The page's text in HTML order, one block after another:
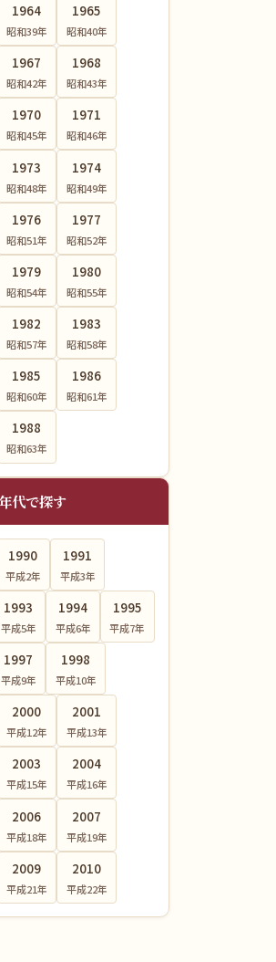
1964
昭和39年
1965
昭和40年
1967
昭和42年
1968
昭和43年
1970
昭和45年
1971
昭和46年
1973
昭和48年
1974
昭和49年
1976
昭和51年
1977
昭和52年
1979
昭和54年
1980
昭和55年
1982
昭和57年
1983
昭和58年
1985
昭和60年
1986
昭和61年
1988
昭和63年
代で探す
1990
平成2年
1991
平成3年
1993
平成5年
1994
平成6年
1995
平成7年
1997
平成9年
1998
平成10年
2000
平成12年
2001
平成13年
2003
平成15年
2004
平成16年
2006
平成18年
2007
平成19年
2009
平成21年
2010
平成22年